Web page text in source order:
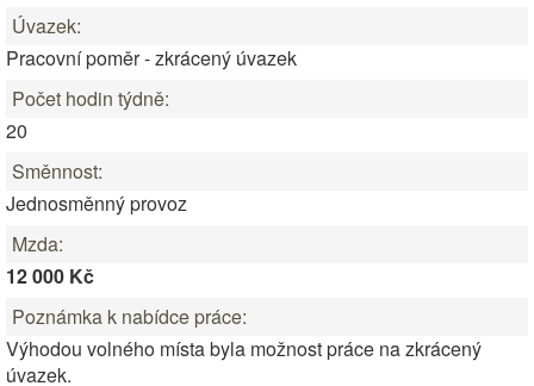
Úvazek:
Pracovní poměr - zkrácený úvazek
Počet hodin týdně:
20
Směnnost:
Jednosměnný provoz
Mzda:
12 000 Kč
Poznámka k nabídce práce:
Výhodou volného místa byla možnost práce na zkrácený
úvazek.